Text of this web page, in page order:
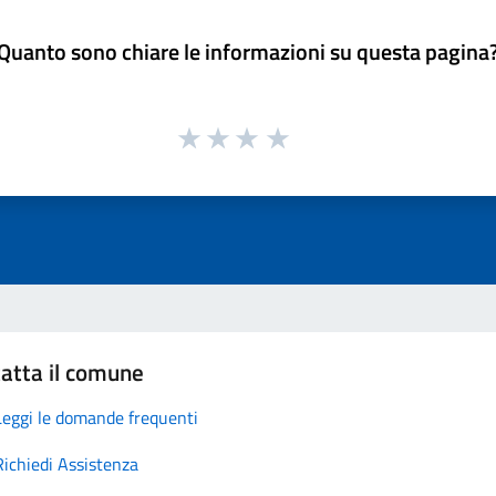
sono chiare le informazioni su questa
il comune
le domande frequenti
Assistenza